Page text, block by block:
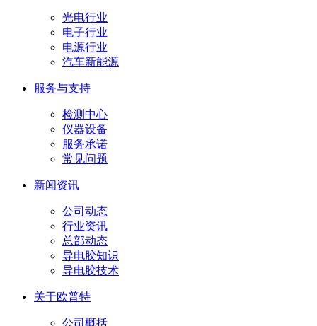
光电行业
电子行业
电源行业
汽车新能源
服务与支持
检测中心
仪器设备
服务承诺
常见问题
新闻资讯
公司动态
行业资讯
总部动态
导电胶知识
导电胶技术
关于欧普特
公司概括